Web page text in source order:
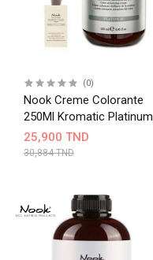
(0)
Nook Creme Colorante
250Ml Kromatic Platinum
25,900 TND
30,884 TND